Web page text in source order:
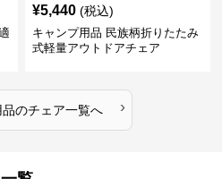
¥5,440 (税込)
キャンプ用品 民族柄折りたたみ
式軽量アウトドアチェア
のチェア一覧へ ›